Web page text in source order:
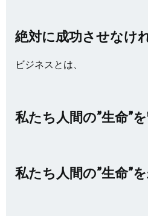
絶対に成功させなけ
ビジネスとは、
私たち人間の”生命”を
私たち人間の”生命”